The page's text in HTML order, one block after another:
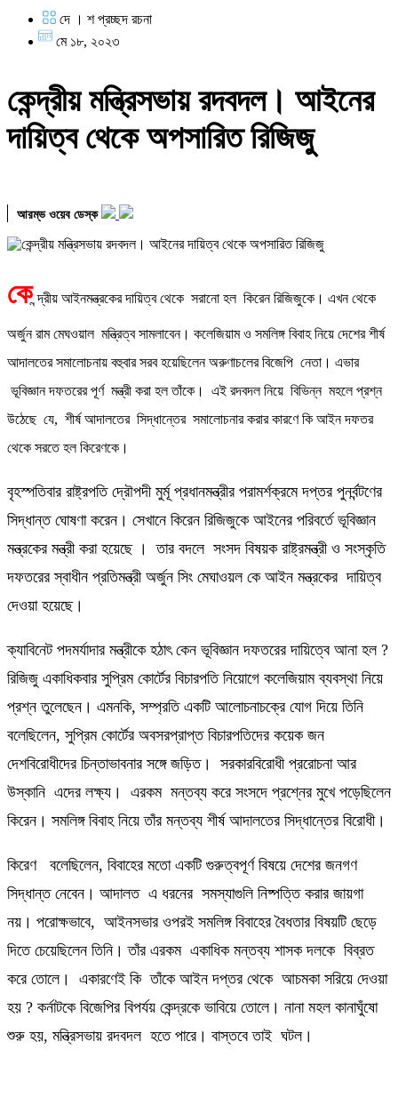
দে । শ প্রচ্ছদ রচনা
মে ১৮, ২০২৩
কেন্দ্রীয় মন্ত্রিসভায় রদবদল। আইনের
দায়িত্ব থেকে অপসারিত রিজিজু
আরম্ভ ওয়েব ডেস্ক
কে ন্দ্রীয় আইনমন্ত্রকের দায়িত্ব থেকে সরানো হল কিরেন রিজিজুকে। এখন থেকে
অর্জুন রাম মেঘওয়াল মন্ত্রিত্ব সামলাবেন। কলেজিয়াম ও সমলিঙ্গ বিবাহ নিয়ে দেশের শীর্ষ
আদালতের সমালোচনায় বহুবার সরব হয়েছিলেন অরুণাচলের বিজেপি নেতা। এভার
ভূবিজ্ঞান দফতরের পূর্ণ মন্ত্রী করা হল তাঁকে। এই রদবদল নিয়ে বিভিন্ন মহলে প্রশ্ন
উঠেছে যে, শীর্ষ আদালতের সিদ্ধান্তের সমালোচনার করার কারণে কি আইন দফতর
থেকে সরতে হল কিরেণকে।
বৃহস্পতিবার রাষ্ট্রপতি দ্রৌপদী মুর্মূ প্রধানমন্ত্রীর পরামর্শক্রমে দপ্তর পুনর্বন্টণের
সিদ্ধান্ত ঘোষণা করেন। সেখানে কিরেন রিজিজুকে আইনের পরিবর্তে ভূবিজ্ঞান
মন্ত্রকের মন্ত্রী করা হয়েছে । তার বদলে সংসদ বিষয়ক রাষ্ট্রমন্ত্রী ও সংস্কৃতি
দফতরের স্বাধীন প্রতিমন্ত্রী অর্জুন সিং মেঘাওয়ল কে আইন মন্ত্রকের দায়িত্ব
দেওয়া হয়েছে।
ক্যাবিনেট পদমর্যাদার মন্ত্রীকে হঠাৎ কেন ভূবিজ্ঞান দফতরের দায়িত্বে আনা হল ?
রিজিজু একাধিকবার সুপ্রিম কোর্টের বিচারপতি নিয়োগে কলেজিয়াম ব্যবস্থা নিয়ে
প্রশ্ন তুলেছেন। এমনকি, সম্প্রতি একটি আলোচনাচক্রে যোগ দিয়ে তিনি
বলেছিলেন, সুপ্রিম কোর্টের অবসরপ্রাপ্ত বিচারপতিদের কয়েক জন
দেশবিরোধীদের চিন্তাভাবনার সঙ্গে জড়িত। সরকারবিরোধী প্ররোচনা আর
উস্কানি এদের লক্ষ্য। এরকম মন্তব্য করে সংসদে প্রশ্নের মুখে পড়েছিলেন
কিরেন। সমলিঙ্গ বিবাহ নিয়ে তাঁর মন্তব্য শীর্ষ আদালতের সিদ্ধান্তের বিরোধী।
কিরেণ বলেছিলেন, বিবাহের মতো একটি গুরুত্বপূর্ণ বিষয়ে দেশের জনগণ
সিদ্ধান্ত নেবেন। আদালত এ ধরনের সমস্যাগুলি নিষ্পত্তি করার জায়গা
নয়। পরোক্ষভাবে, আইনসভার ওপরই সমলিঙ্গ বিবাহের বৈধতার বিষয়টি ছেড়ে
দিতে চেয়েছিলেন তিনি। তাঁর এরকম একাধিক মন্তব্য শাসক দলকে বিব্রত
করে তোলে। একারণেই কি তাঁকে আইন দপ্তর থেকে আচমকা সরিয়ে দেওয়া
হয় ? কর্নাটকে বিজেপির বিপর্যয় কেন্দ্রকে ভাবিয়ে তোলে। নানা মহল কানাঘুঁষো
শুরু হয়, মন্ত্রিসভায় রদবদল হতে পারে। বাস্তবে তাই ঘটল।